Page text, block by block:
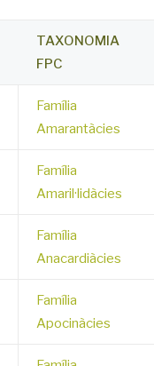
TAXONOMIA
FPC
Família
Amarantàcies
Família
Amaril·lidàcies
Família
Anacardiàcies
Família
Apocinàcies